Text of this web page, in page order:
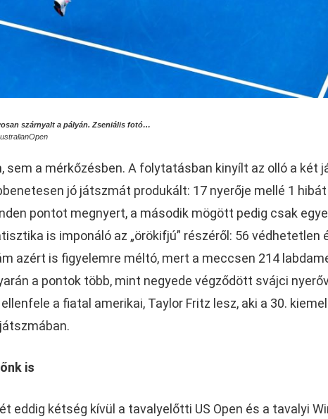
szárnyalt a pályán. Zseniális fotó…
sem a mérkőzésben. A folytatásban kinyílt az olló a két
jó játszmát produkált: 17 nyerője mellé 1
pontot megnyert, a második mögött pedig csak
is imponáló az „örökifjú” részéről: 56 védhetetlen
azért is figyelemre méltó, mert a meccsen 214
a pontok több, mint negyede végződött svájci
a fiatal amerikai, Taylor Fritz lesz, aki a 30.
is
eddig kétség kívül a tavalyelőtti US Open és a tavalyi